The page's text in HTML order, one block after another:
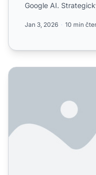
Google AI.
Jan 3, 2026 10 min
Jak Quora ovlivňuje